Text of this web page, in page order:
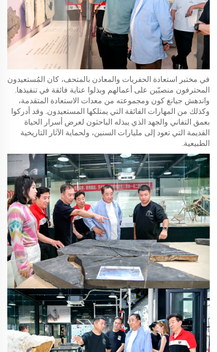
في مختبر استعادة الحفريات والمعادن بالمتحف، كان المُستعيدون
المحترفون منصبّين على أعمالهم وبذلوا عناية فائقة في تنفيذها.
واندهش جيانغ كون ومجموعته من معدات الاستعادة المتقدمة،
وكذلك من المهارات الفائقة التي يمتلكها المستعيدون. وقد أدركوا
بعمق التفاني والجهد الذي يبذله الباحثون لعرض أسرار الحياة
القديمة التي تعود إلى مليارات السنين، ولحماية الآثار التاريخية
الطبيعية.